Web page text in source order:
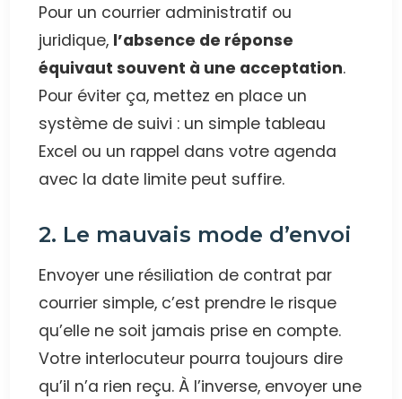
Pour un courrier administratif ou
juridique, l’absence de réponse
équivaut souvent à une acceptation.
Pour éviter ça, mettez en place un
système de suivi : un simple tableau
Excel ou un rappel dans votre agenda
avec la date limite peut suffire.
2. Le mauvais mode d’envoi
Envoyer une résiliation de contrat par
courrier simple, c’est prendre le risque
qu’elle ne soit jamais prise en compte.
Votre interlocuteur pourra toujours dire
qu’il n’a rien reçu. À l’inverse, envoyer une